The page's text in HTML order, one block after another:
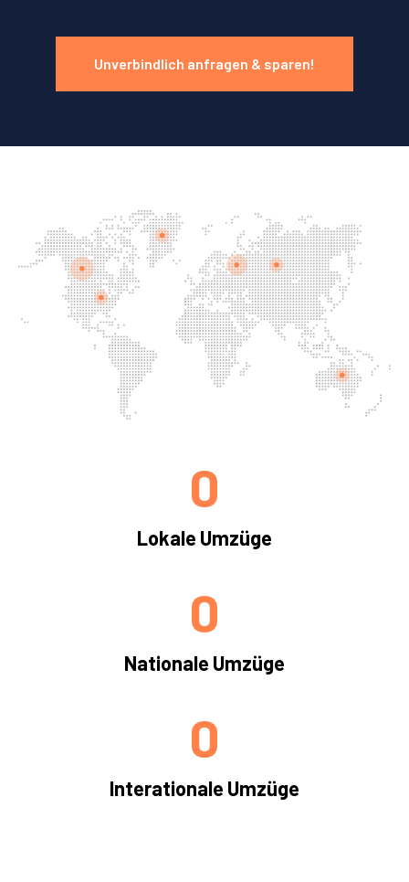
Unverbindlich anfragen & sparen!
Lokale Umzüge
0
Nationale Umzüge
0
Interationale Umzüge
0